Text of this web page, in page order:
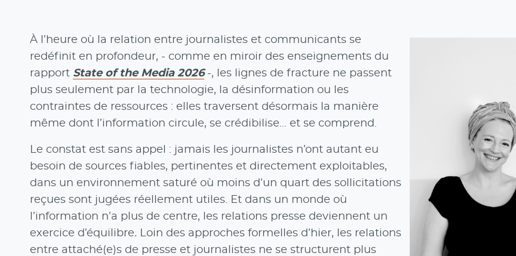
À l’heure où la relation entre journalistes et communicants se
redéfinit en profondeur, - comme en miroir des enseignements du
rapport State of the Media 2026 -, les lignes de fracture ne passent
plus seulement par la technologie, la désinformation ou les
contraintes de ressources : elles traversent désormais la manière
même dont l’information circule, se crédibilise… et se comprend.
Le constat est sans appel : jamais les journalistes n’ont autant eu
besoin de sources fiables, pertinentes et directement exploitables,
dans un environnement saturé où moins d’un quart des sollicitations
reçues sont jugées réellement utiles. Et dans un monde où
l’information n’a plus de centre, les relations presse deviennent un
exercice d’équilibre. Loin des approches formelles d’hier, les relations
entre attaché(e)s de presse et journalistes ne se structurent plus